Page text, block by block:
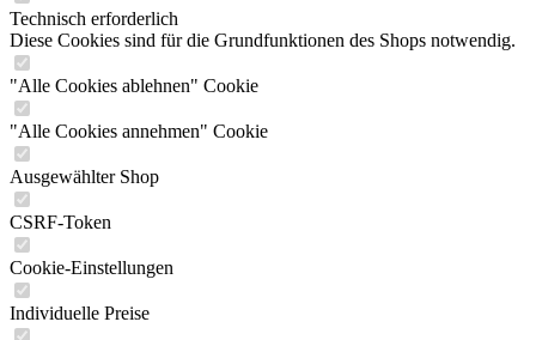
Technisch erforderlich
Diese Cookies sind für die Grundfunktionen des Shops notwendig.
"Alle Cookies ablehnen" Cookie
"Alle Cookies annehmen" Cookie
Ausgewählter Shop
CSRF-Token
Cookie-Einstellungen
Individuelle Preise